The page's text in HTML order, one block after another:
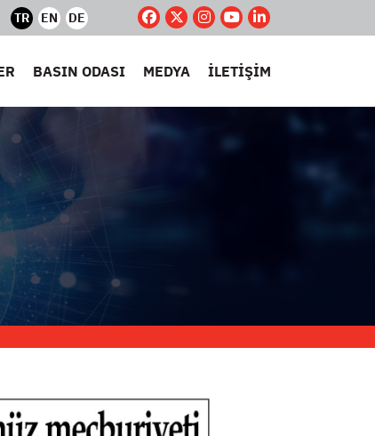
TR EN DE
BASIN ODASI MEDYA İLETİŞİM